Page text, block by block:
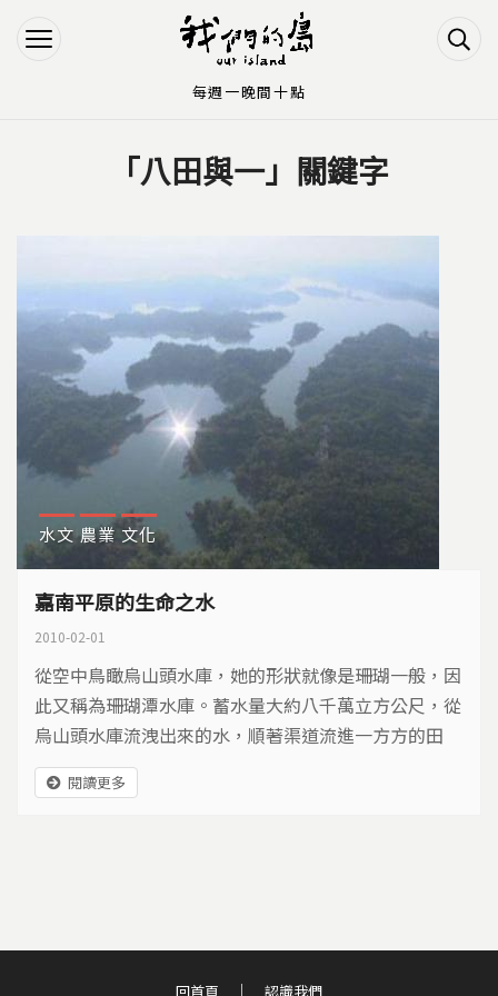
Jump to Navigation
Jump to Main content
「八田與一」關鍵字
水文 農業 文化
嘉南平原的生命之水
2010-02-01
從空中鳥瞰烏山頭水庫，她的形狀就像是珊瑚一般，因
此又稱為珊瑚潭水庫。蓄水量大約八千萬立方公尺，從
烏山頭水庫流洩出來的水，順著渠道流進一方方的田
地，農田開始有了顏色，也讓廣闊的嘉南平原，成為南
台灣的農業重鎮，但是一百年以前的嘉南平原，可不是
閱讀更多
回首頁 認識我們
每週一晚間十點